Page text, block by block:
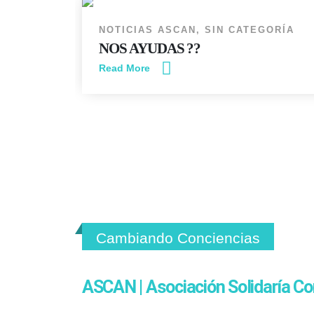
NOTICIAS ASCAN , SIN CATEGORÍA
NOS AYUDAS ??
Read More
Cambiando Conciencias
ASCAN | Asociación Solidaría